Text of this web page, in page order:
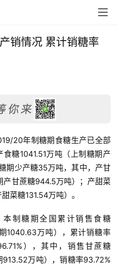
销情况 累计销糖率
20年制糖期食糖生产已全部
糖1041.51万吨（上制糖期产
期少产糖35万吨，其中，产甘
甘蔗糖944.5万吨）；产甜菜
菜糖131.54万吨）。
制糖期全国累计销售食糖
1040.63万吨），累计销糖率
），其中，销售甘蔗糖
万吨），销糖率93.72%